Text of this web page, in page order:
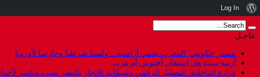
عاجـل
مصدر حكومي: المغرب يحمي أراضيه .. ولسنا شرطيا وحارسا لأوروبا
أزمة سبتة هل استقال أخنوش أم هرب.
وزارة الداخلية: التضليل الرقمي وشبكات الاتجار بالبشر سبب مباشر
نبذة
عن
ووردبريس
Log In